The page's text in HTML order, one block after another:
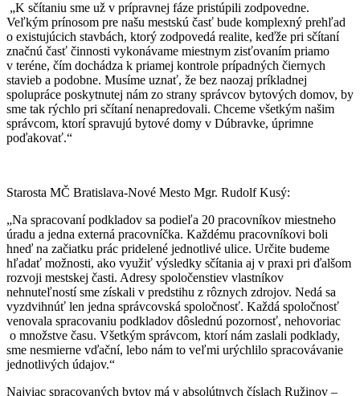
„K sčítaniu sme už v prípravnej fáze pristúpili zodpovedne.
Veľkým prínosom pre našu mestskú časť bude komplexný prehľad
o existujúcich stavbách, ktorý zodpovedá realite, keďže pri sčítaní
značnú časť činnosti vykonávame miestnym zisťovaním priamo
v teréne, čím dochádza k priamej kontrole prípadných čiernych
stavieb a podobne. Musíme uznať, že bez naozaj príkladnej
spolupráce poskytnutej nám zo strany správcov bytových domov, by
sme tak rýchlo pri sčítaní nenapredovali. Chceme všetkým našim
správcom, ktorí spravujú bytové domy v Dúbravke, úprimne
poďakovať.“
Starosta MČ Bratislava-Nové Mesto Mgr. Rudolf Kusý:
„Na spracovaní podkladov sa podieľa 20 pracovníkov miestneho
úradu a jedna externá pracovníčka. Každému pracovníkovi boli
hneď na začiatku prác pridelené jednotlivé ulice. Určite budeme
hľadať možnosti, ako využiť výsledky sčítania aj v praxi pri ďalšom
rozvoji mestskej časti. Adresy spoločenstiev vlastníkov
nehnuteľností sme získali v predstihu z rôznych zdrojov. Nedá sa
vyzdvihnúť len jedna správcovská spoločnosť. Každá spoločnosť
venovala spracovaniu podkladov dôslednú pozornosť, nehovoriac
o množstve času. Všetkým správcom, ktorí nám zaslali podklady,
sme nesmierne vďační, lebo nám to veľmi urýchlilo spracovávanie
jednotlivých údajov.“
Najviac spracovaných bytov má v absolútnych číslach Ružinov –